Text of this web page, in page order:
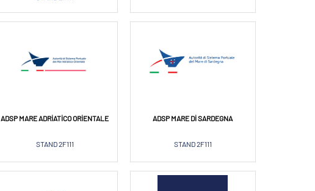
ADSP MARE ADRIATICO ORIENTALE
STAND 2F111
ADSP MARE DI SARDEGNA
STAND 2F111